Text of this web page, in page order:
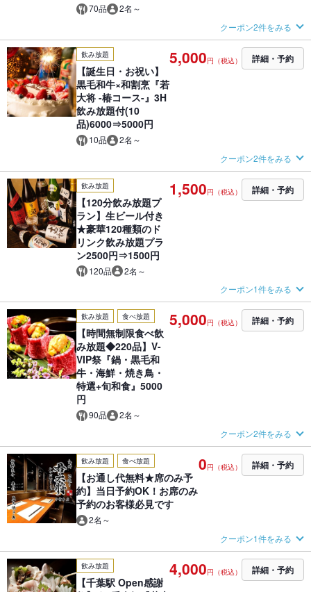
70品 2名～
クーポン2件をみる
飲み放題
【誕生日・お祝い】
黒毛和牛×和割烹『若
大将 -椿コース-』3H
飲み放題付(10
品)6000⇒5000円
10品 2名～
5,000円（税込） 詳細・予約
クーポン2件をみる
飲み放題
【120分飲み放題プ
ラン】生ビール付き
★豪華120種類のド
リンク飲み放題プラ
ン2500円⇒1500円
120品 2名～
1,500円（税込） 詳細・予約
クーポン1件をみる
飲み放題 食べ放題
【時間無制限食べ飲
み放題◆220品】V-
VIP祭『鍋・黒毛和
牛・海鮮・焼き鳥・
特選+旬和食』5000
円
90品 2名～
5,000円（税込） 詳細・予約
クーポン2件をみる
飲み放題 食べ放題
【お通し代無料★席のみ予
約】当日予約OK！お席のみ
予約のお客様必見です
2名～
0円（税込） 詳細・予約
クーポン1件をみる
飲み放題
【千葉駅 Open感謝
4,000円（税込） 詳細・予約